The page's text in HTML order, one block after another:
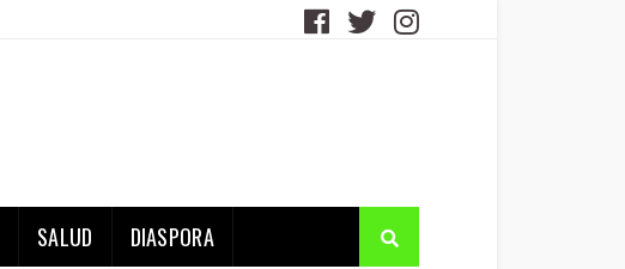
SALUD DIASPORA